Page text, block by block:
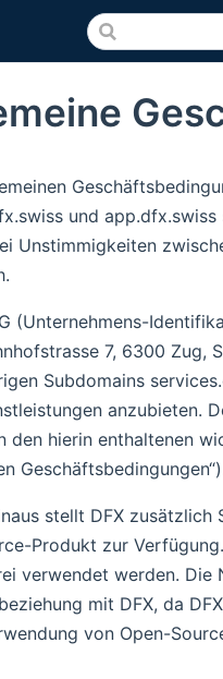
und
Unstimmigkeiten
(Unternehmens-
7, 6300 Zug,
Subdomains
anzubieten.
den hierin enthaltenen
stellt DFX
Produkt zur
verwendet werden.
mit DFX, da
von Open-